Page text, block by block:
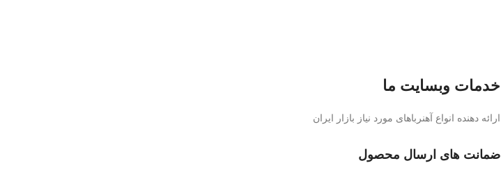
خدمات وبسایت ما
ارائه دهنده انواع آهنرباهای مورد نیاز بازار ایران
ضمانت های ارسال محصول